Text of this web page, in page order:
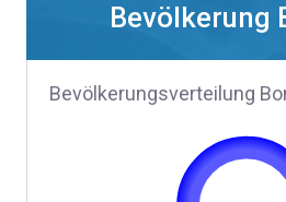
Bevölkerung
Bevölkerungsverteilung